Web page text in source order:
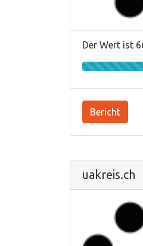
Der Wert ist
Bericht
uakreis.ch